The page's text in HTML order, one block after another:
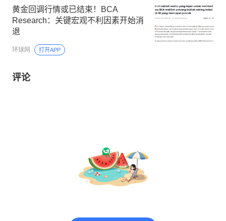
黄金回调行情或已结束！BCA
Research：关键宏观不利因素开始消
退
环球网 打开APP
评论